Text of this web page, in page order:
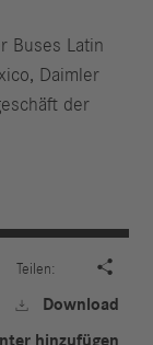
Buses Latin
Daimler
der
Teilen: 
 Download
hinzufügen